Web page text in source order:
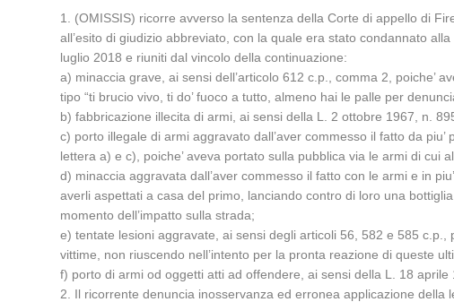
1. (OMISSIS) ricorre avverso la sentenza della Corte di appello di
all’esito di giudizio abbreviato, con la quale era stato condannato
luglio 2018 e riuniti dal vincolo della continuazione:
a) minaccia grave, ai sensi dell’articolo 612 c.p., comma 2, poiche’
tipo “ti brucio vivo, ti do’ fuoco a tutto, almeno hai le palle per
b) fabbricazione illecita di armi, ai sensi della L. 2 ottobre 1967, n.
c) porto illegale di armi aggravato dall’aver commesso il fatto da
lettera a) e c), poiche’ aveva portato sulla pubblica via le armi di cui
d) minaccia aggravata dall’aver commesso il fatto con le armi e in
averli aspettati a casa del primo, lanciando contro di loro una
momento dell’impatto sulla strada;
e) tentate lesioni aggravate, ai sensi degli articoli 56, 582 e 585
vittime, non riuscendo nell’intento per la pronta reazione di queste
f) porto di armi od oggetti atti ad offendere, ai sensi della L. 18
2. Il ricorrente denuncia inosservanza ed erronea applicazione della